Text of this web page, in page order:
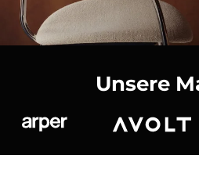
Unsere